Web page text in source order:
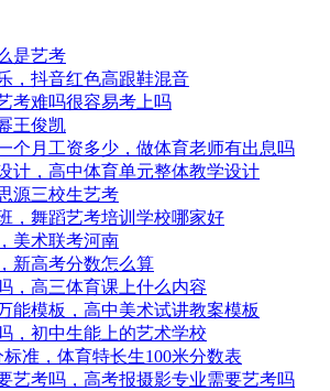
是艺考
，抖音红色高跟鞋混音
考难吗很容易考上吗
王俊凯
个月工资多少，做体育老师有出息吗
计，高中体育单元整体教学设计
源三校生艺考
，舞蹈艺考培训学校哪家好
美术联考河南
新高考分数怎么算
，高三体育课上什么内容
能模板，高中美术试讲教案模板
，初中生能上的艺术学校
准，体育特长生100米分数表
艺考吗，高考报摄影专业需要艺考吗